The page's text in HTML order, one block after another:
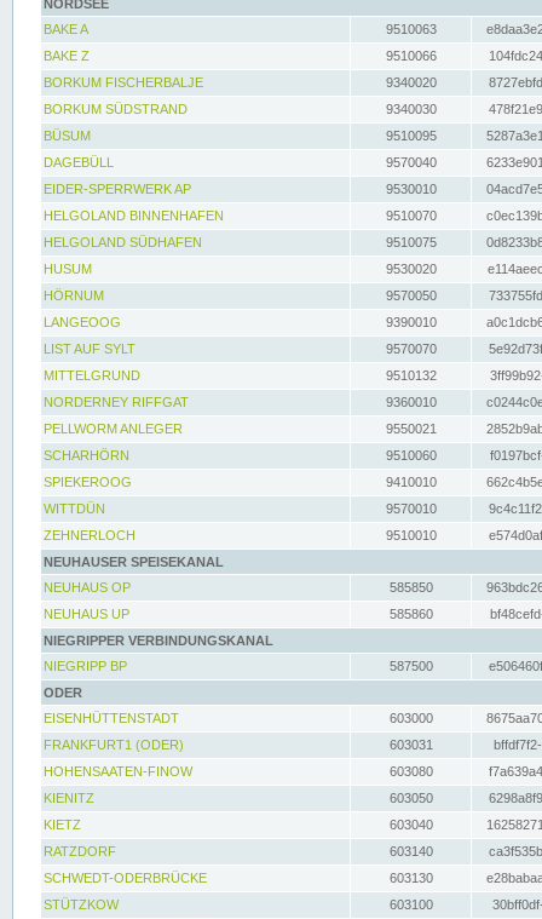
NORDSEE
BAKE A
9510063
BAKE Z
9510066
BORKUM FISCHERBALJE
9340020
BORKUM SÜDSTRAND
9340030
BÜSUM
9510095
DAGEBÜLL
9570040
EIDER-SPERRWERK AP
9530010
HELGOLAND BINNENHAFEN
9510070
HELGOLAND SÜDHAFEN
9510075
HUSUM
9530020
HÖRNUM
9570050
LANGEOOG
9390010
LIST AUF SYLT
9570070
MITTELGRUND
9510132
NORDERNEY RIFFGAT
9360010
PELLWORM ANLEGER
9550021
SCHARHÖRN
9510060
SPIEKEROOG
9410010
WITTDÜN
9570010
ZEHNERLOCH
9510010
NEUHAUSER SPEISEKANAL
NEUHAUS OP
585850
NEUHAUS UP
585860
NIEGRIPPER VERBINDUNGSKANAL
NIEGRIPP BP
587500
ODER
EISENHÜTTENSTADT
603000
FRANKFURT1 (ODER)
603031
HOHENSAATEN-FINOW
603080
KIENITZ
603050
KIETZ
603040
RATZDORF
603140
SCHWEDT-ODERBRÜCKE
603130
STÜTZKOW
603100